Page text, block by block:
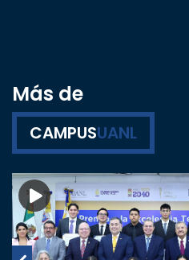
Más de
CAMPUSUANL